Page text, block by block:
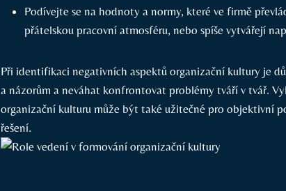
Podívejte se na hodnoty a normy, které ve firmě
přátelskou pracovní atmosféru, nebo spíše vytvářejí
Při identifikaci negativních aspektů organizační kultury je
a názorům a neváhat konfrontovat problémy tváří v tvář.
organizační kulturu může být také užitečné pro objektivní
řešení.